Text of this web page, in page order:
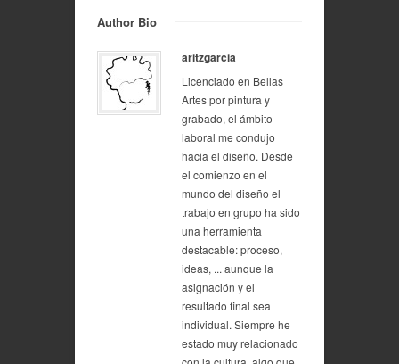
Author Bio
aritzgarcia
Licenciado en Bellas
Artes por pintura y
grabado, el ámbito
laboral me condujo
hacia el diseño. Desde
el comienzo en el
mundo del diseño el
trabajo en grupo ha sido
una herramienta
destacable: proceso,
ideas, ... aunque la
asignación y el
resultado final sea
individual. Siempre he
estado muy relacionado